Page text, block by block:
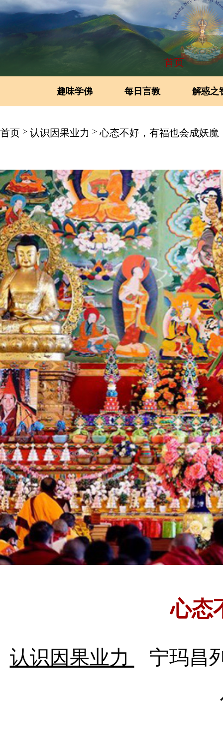
首页
趣味学佛 每日言教 解惑之
首页 > 认识因果业力 > 心态不好，有福也会成妖魔
心态
认识因果业力
宁玛昌